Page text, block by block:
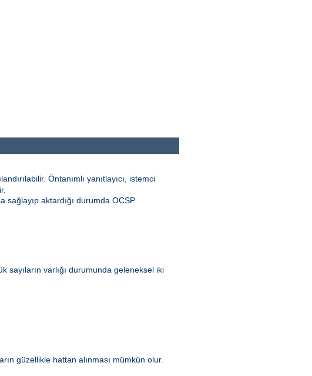
Öntanımlı yanıtlayıcı, istemci
sağlayıp aktardığı durumda OCSP
sayıların varlığı durumunda geleneksel iki
güzellikle hattan alınması mümkün olur.